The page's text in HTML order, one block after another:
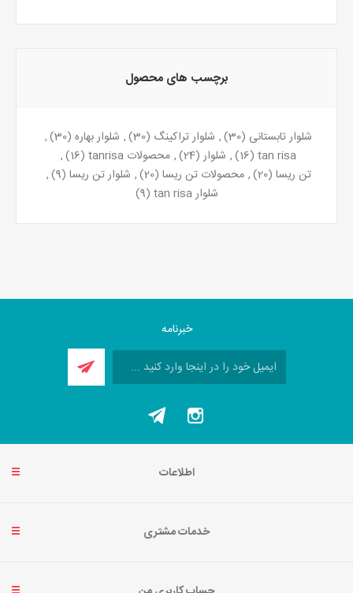
برچسب های محصول
شلوار تابستانی (30)
, شلوار تراکینگ (30)
, شلوار بهاره (30)
,
tan risa
(16)
, شلوار (24)
, محصولات tanrisa (16)
,
تن ریسا (20)
, محصولات تن ریسا (20)
, شلوار تن ریسا (9)
,
شلوار tan risa
(9)
خبرنامه
اطلاعات
خدمات مشتری